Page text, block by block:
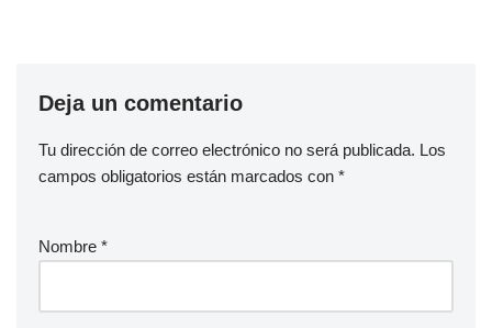
Deja un comentario
Tu dirección de correo electrónico no será publicada. Los
campos obligatorios están marcados con *
Nombre *